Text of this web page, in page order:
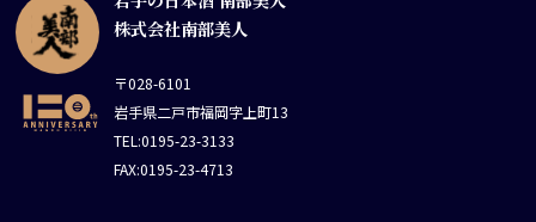
株式会社南部美人
〒028-6101
岩手県二戸市福岡字上町13
TEL:0195-23-3133
FAX:0195-23-4713